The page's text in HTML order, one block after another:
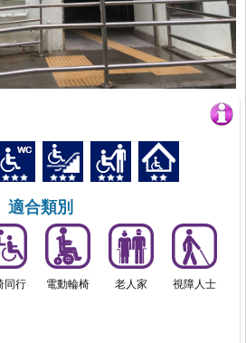
適合類別
同行 電動輪椅 老人家 視障人士